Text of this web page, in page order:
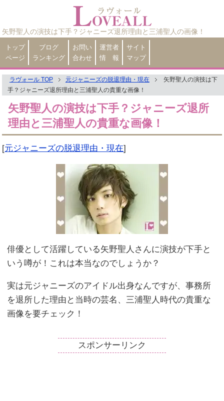
矢野聖人の演技は下手？ジャニーズ退所理由と三浦聖人の画像！
トップ
ページ
ブログ
ランキング
お問い
合わせ
運営者
情 報
サイト
マップ
ラヴォール TOP 元ジャニーズの脱退理由・現在
矢野聖人の演技は下
手？ジャニーズ退所理由と三浦聖人の貴重な画像！
矢野聖人の演技は下手？ジャニーズ退所
理由と三浦聖人の貴重な画像！
[元ジャニーズの脱退理由・現在]
俳優として活躍している矢野聖人さんに演技が下手と
いう噂が！これは本当なのでしょうか？
実は元ジャニーズのアイドル出身なんですが、事務所
を退所した理由と当時の芸名、三浦聖人時代の貴重な
画像を要チェック！
スポンサーリンク